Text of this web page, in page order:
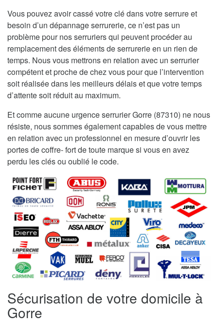
Vous pouvez avoir cassé votre clé dans votre serrure et
besoin d’un dépannage serrurerie, ce n’est pas un
problème pour nos serruriers qui peuvent procéder au
remplacement des éléments de serrurerie en un rien de
temps. Nous vous mettrons en relation avec un serrurier
compétent et proche de chez vous pour que l’intervention
soit réalisée dans les meilleurs délais et que votre temps
d’attente soit réduit au maximum.
Et comme aucune urgence serrurier Gorre (87310) ne nous
résiste, nous sommes également capables de vous mettre
en relation avec un professionnel en mesure d’ouvrir les
portes de coffre- fort de toute marque si vous en avez
perdu les clés ou oublié le code.
Sécurisation de votre domicile à
Gorre